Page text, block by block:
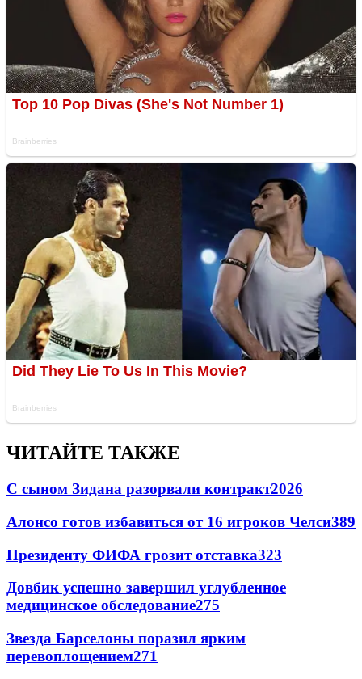
ЧИТАЙТЕ ТАКЖЕ
С сыном Зидана разорвали контракт2026
Алонсо готов избавиться от 16 игроков Челси389
Президенту ФИФА грозит отставка323
Довбик успешно завершил углубленное
медицинское обследование275
Звезда Барселоны поразил ярким
перевоплощением271